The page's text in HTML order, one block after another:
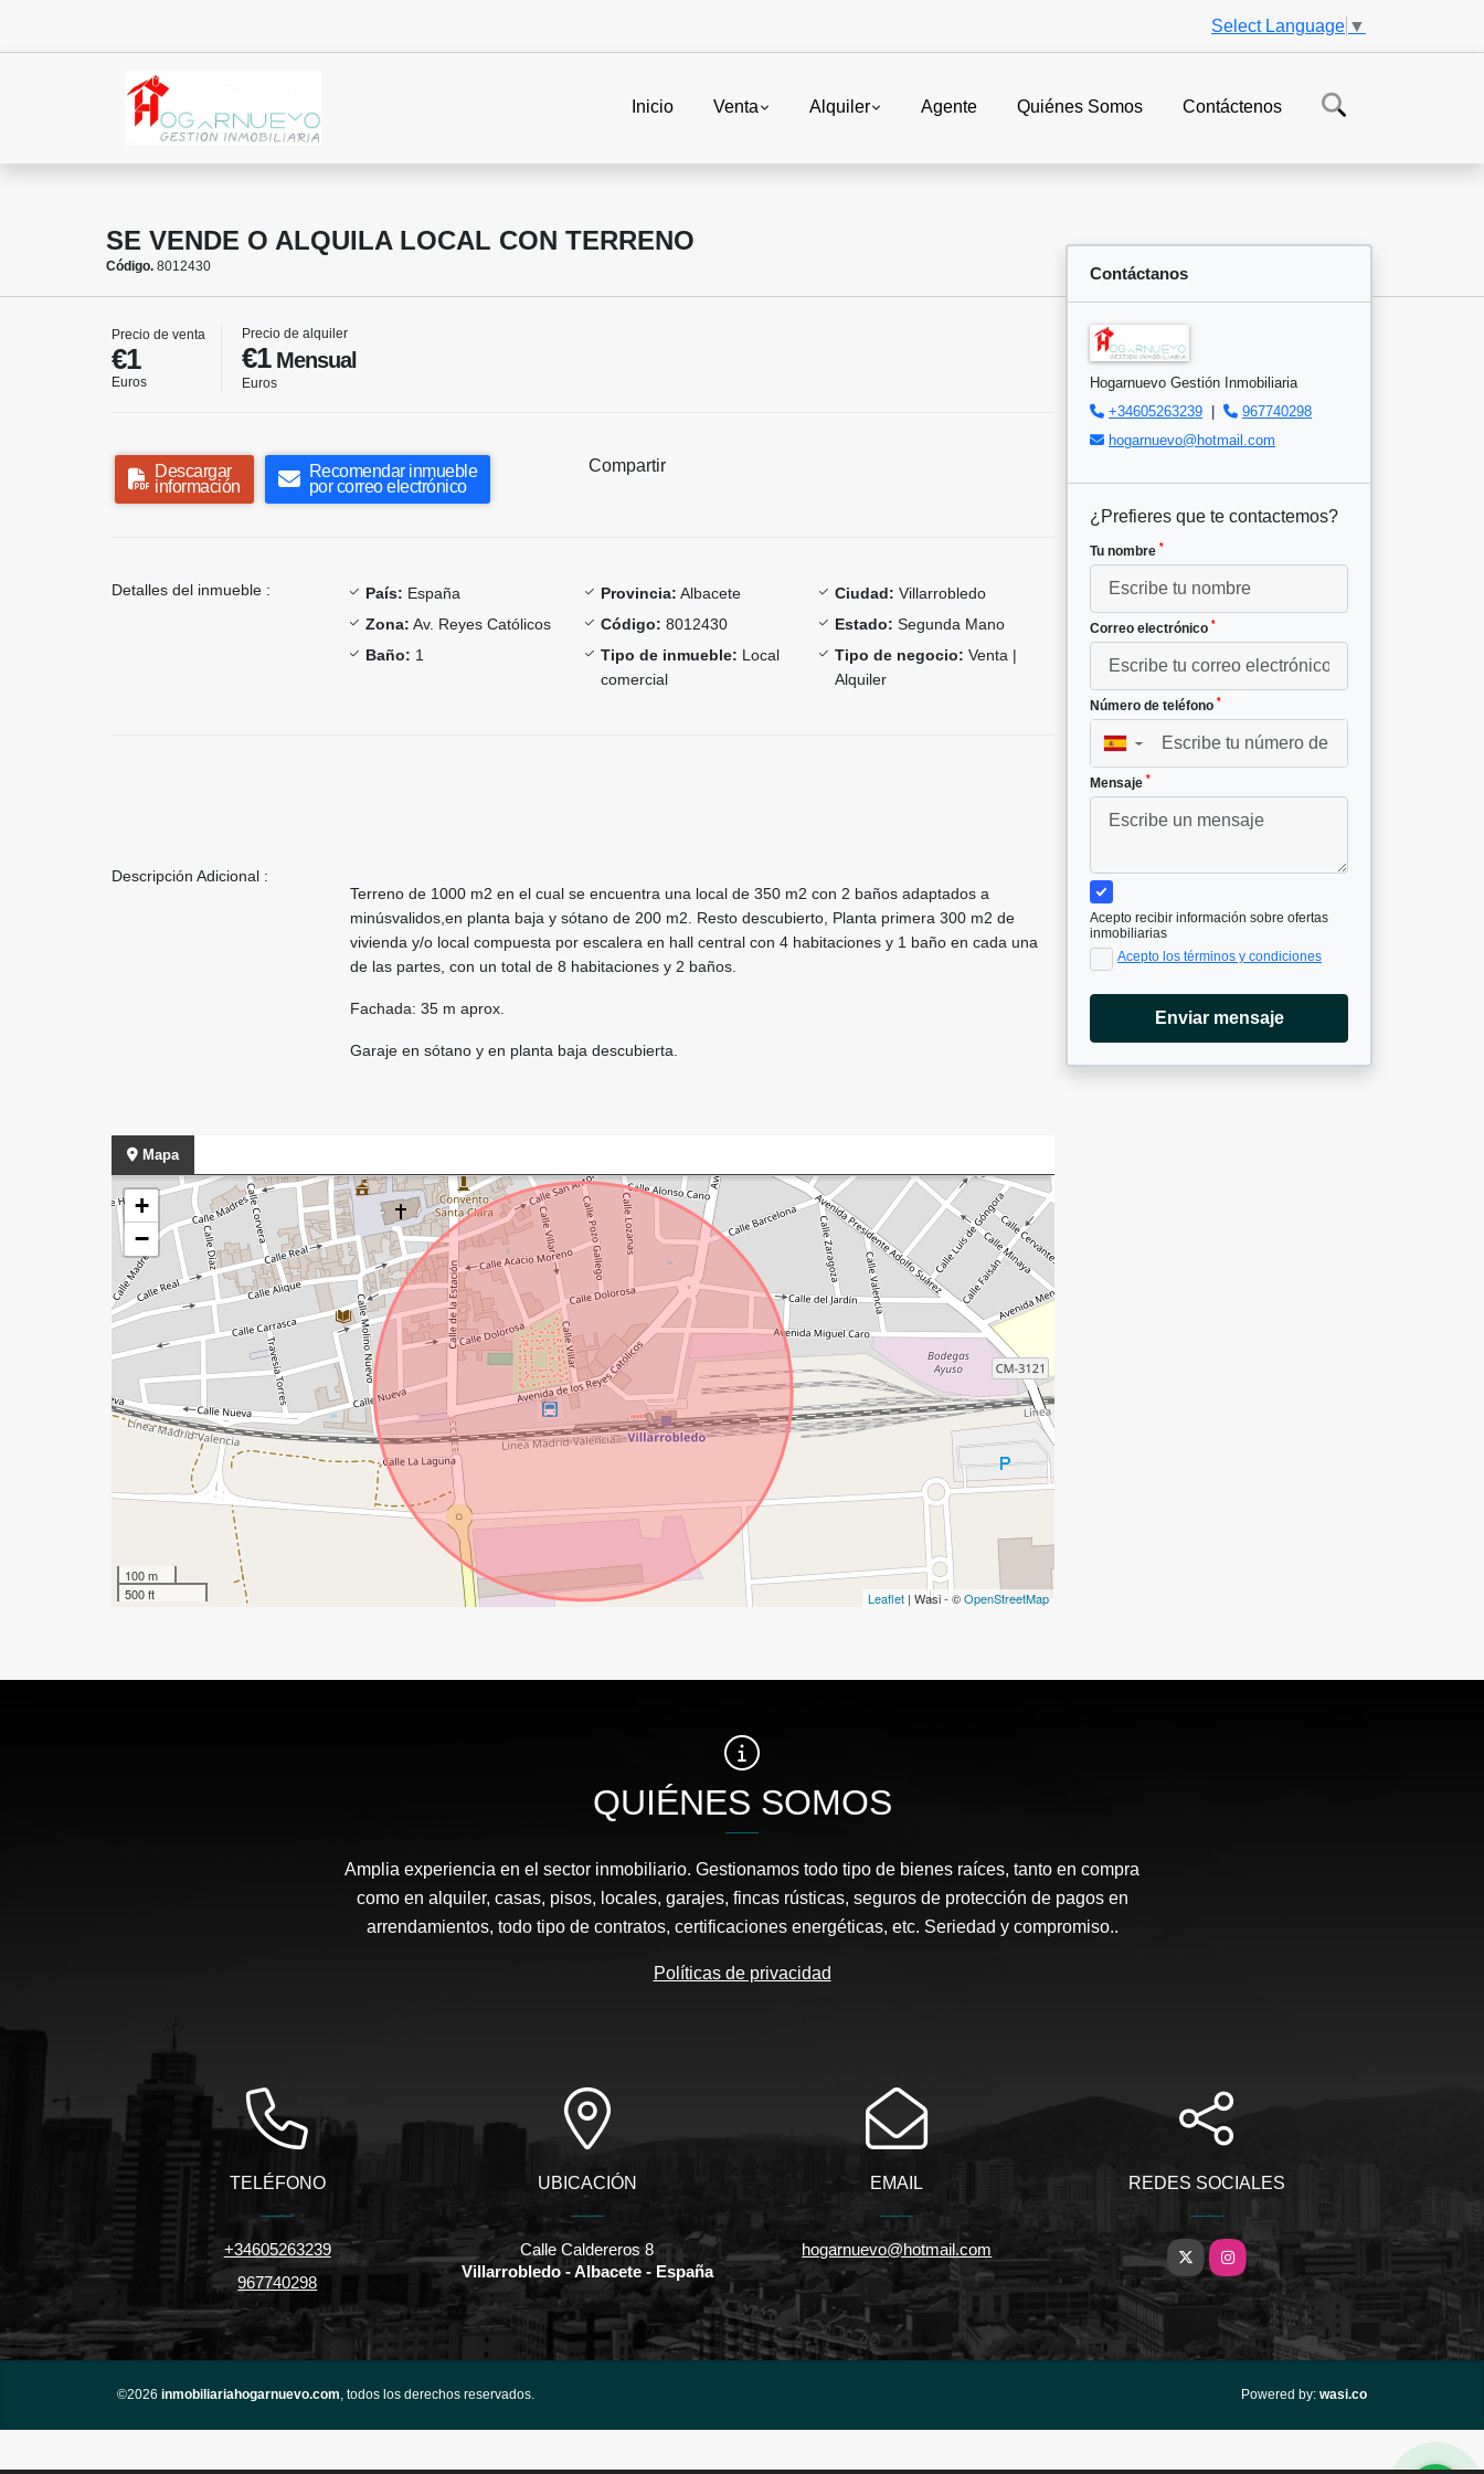
Select Language ▼
Inicio Venta Alquiler Agente Quiénes Somos Contáctenos
SE VENDE O ALQUILA LOCAL CON TERRENO
Código. 8012430
Precio de venta
€1
Euros
Precio de alquiler
€1Mensual
Euros
Descargar
información
Recomendar inmueble
por correo electrónico
Compartir
Detalles del inmueble : País: España Provincia: Albacete Ciudad: Villarrobledo
Zona: Av. Reyes Católicos Código: 8012430 Estado: Segunda Mano
Baño: 1 Tipo de inmueble: Local
comercial
Tipo de negocio: Venta |
Alquiler
Descripción Adicional :
Terreno de 1000 m2 en el cual se encuentra una local de 350 m2 con 2 baños adaptados a
minúsvalidos,en planta baja y sótano de 200 m2. Resto descubierto, Planta primera 300 m2 de
vivienda y/o local compuesta por escalera en hall central con 4 habitaciones y 1 baño en cada una
de las partes, con un total de 8 habitaciones y 2 baños.
Fachada: 35 m aprox.
Garaje en sótano y en planta baja descubierta.
Mapa
+
−
100 m
500 ft
Leaflet | Wasi - ©OpenStreetMap
Contáctanos
Hogarnuevo Gestión Inmobiliaria
+34605263239 |
967740298
hogarnuevo@hotmail.com
¿Prefieres que te contactemos?
Tu nombre *
Correo electrónico *
Número de teléfono *
▼
Mensaje *
Acepto recibir información sobre ofertas
inmobiliarias
Acepto los términos y condiciones
Enviar mensaje
QUIÉNES SOMOS
Amplia experiencia en el sector inmobiliario. Gestionamos todo tipo de bienes raíces, tanto en compra
como en alquiler, casas, pisos, locales, garajes, fincas rústicas, seguros de protección de pagos en
arrendamientos, todo tipo de contratos, certificaciones energéticas, etc. Seriedad y compromiso..
Políticas de privacidad
TELÉFONO
+34605263239
967740298
UBICACIÓN
Calle Caldereros 8
Villarrobledo - Albacete - España
EMAIL
hogarnuevo@hotmail.com
REDES SOCIALES
X Instagram
©2026 inmobiliariahogarnuevo.com, todos los derechos reservados. Powered by: wasi.co